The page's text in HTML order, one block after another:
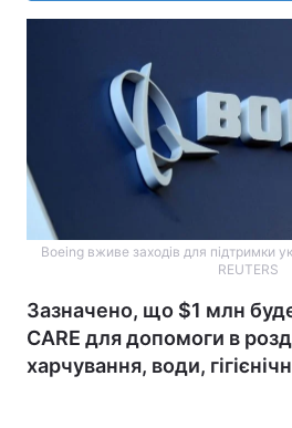
Boeing вживе заходів для підтримки
REUTERS
Зазначено, що $1 млн
CARE для допомоги в
харчування, води,